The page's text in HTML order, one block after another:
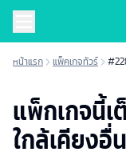
หน้าแรก แพ็คเกจทัวร์
แพ็กเกจนี้เ
ใกล้เคียงอื่